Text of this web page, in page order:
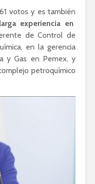
votos y es también
experiencia en
de Control de
en la gerencia
y Gas en Pemex, y
petroquímico